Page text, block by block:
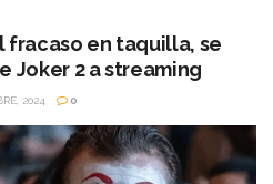
del actor en...
fracaso en taquilla, se
Joker 2 a streaming
2024 0